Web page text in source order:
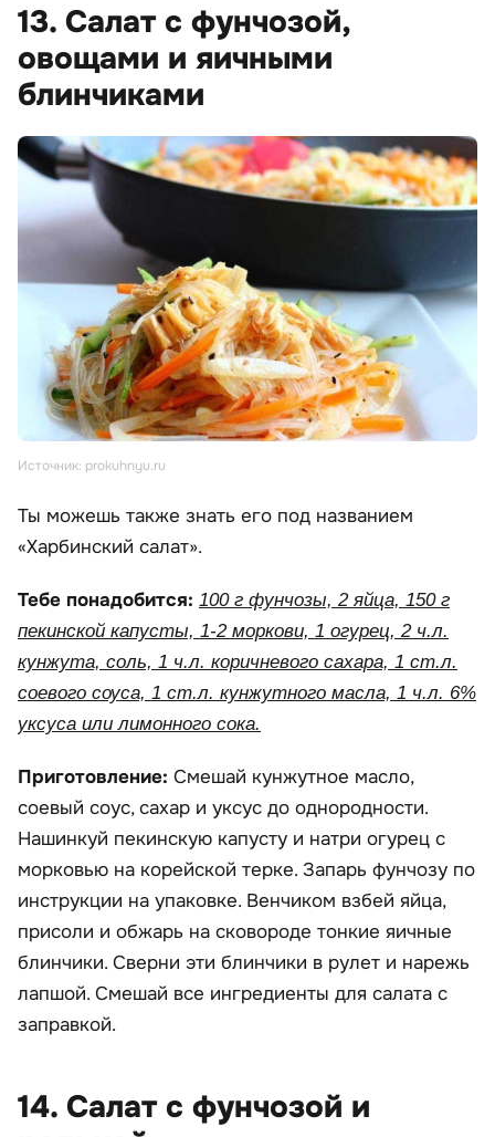
13. Салат с фунчозой,
овощами и яичными
блинчиками
Источник: prokuhnyu.ru
Ты можешь также знать его под названием
«Харбинский салат».
Тебе понадобится: 100 г фунчозы, 2 яйца, 150 г
пекинской капусты, 1-2 моркови, 1 огурец, 2 ч.л.
кунжута, соль, 1 ч.л. коричневого сахара, 1 ст.л.
соевого соуса, 1 ст.л. кунжутного масла, 1 ч.л. 6%
уксуса или лимонного сока.
Приготовление: Смешай кунжутное масло,
соевый соус, сахар и уксус до однородности.
Нашинкуй пекинскую капусту и натри огурец с
морковью на корейской терке. Запарь фунчозу по
инструкции на упаковке. Венчиком взбей яйца,
присоли и обжарь на сковороде тонкие яичные
блинчики. Сверни эти блинчики в рулет и нарежь
лапшой. Смешай все ингредиенты для салата с
заправкой.
14. Салат с фунчозой и